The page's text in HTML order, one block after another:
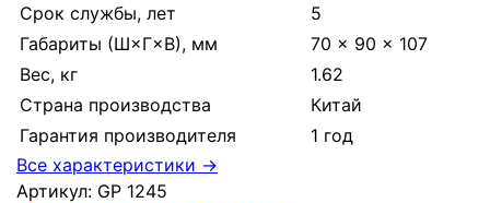
Срок службы, лет
5
Габариты (Ш×Г×В), мм
70 × 90 × 107
Вес, кг
1.62
Страна производства
Китай
Гарантия производителя
1 год
Все характеристики →
Артикул: GP 1245